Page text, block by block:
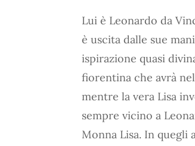
Lui è Leonardo da
è uscita dalle sue
ispirazione quasi
fiorentina che avrà
mentre la vera Lisa
sempre vicino a
Monna Lisa. In quegli